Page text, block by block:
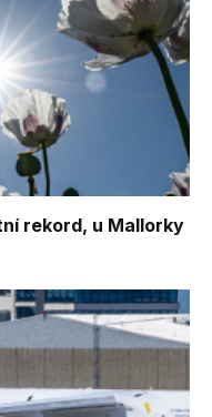
rekord, u Mallorky